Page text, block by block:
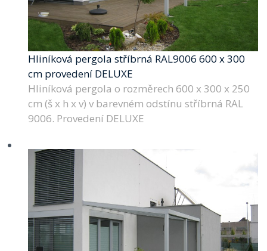
Hliníková pergola stříbrná RAL9006 600 x 300
cm provedení DELUXE
Hliníková pergola o rozměrech 600 x 300 x 250
cm (š x h x v) v barevném odstínu stříbrná RAL
9006. Provedení DELUXE